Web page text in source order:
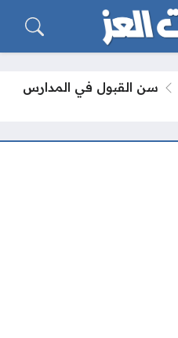
سن القبول في المدارس